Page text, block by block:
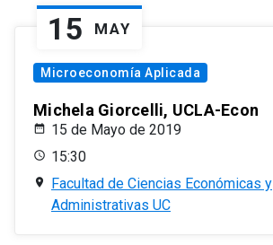
15 MAY
Microeconomía Aplicada
Michela Giorcelli, UCLA-Econ
15 de Mayo de 2019
15:30
Facultad de Ciencias Económicas y
Administrativas UC